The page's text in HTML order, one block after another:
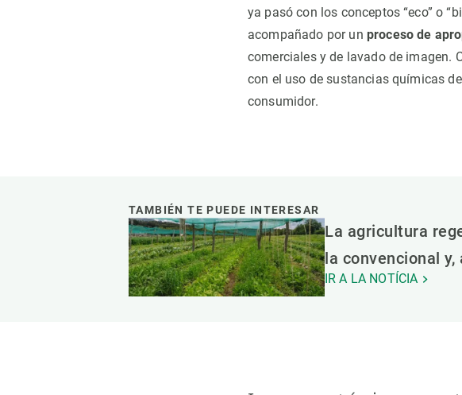
ya pasó con los conceptos “eco” o
acompañado por un proceso de
comerciales y de lavado de imagen.
con el uso de sustancias químicas
consumidor.
TAMBIÉN TE PUEDE INTERESAR
La agricultura
la convencional
IR A LA NOTÍCIA